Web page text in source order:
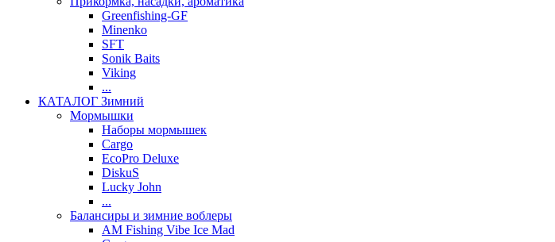
Greenfishing-GF
Minenko
SFT
Sonik Baits
Viking
...
КАТАЛОГ Зимний
Мормышки
Наборы мормышек
Cargo
EcoPro Deluxe
DiskuS
Lucky John
...
Балансиры и зимние воблеры
AM Fishing Vibe Ice Mad